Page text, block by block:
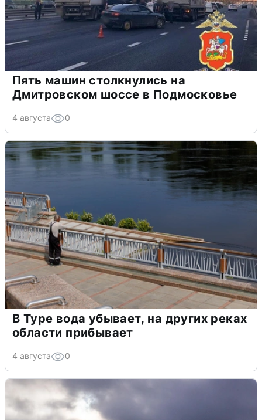
Пять машин столкнулись на
Дмитровском шоссе в Подмосковье
4 августа 0
В Туре вода убывает, на других реках
области прибывает
4 августа 0